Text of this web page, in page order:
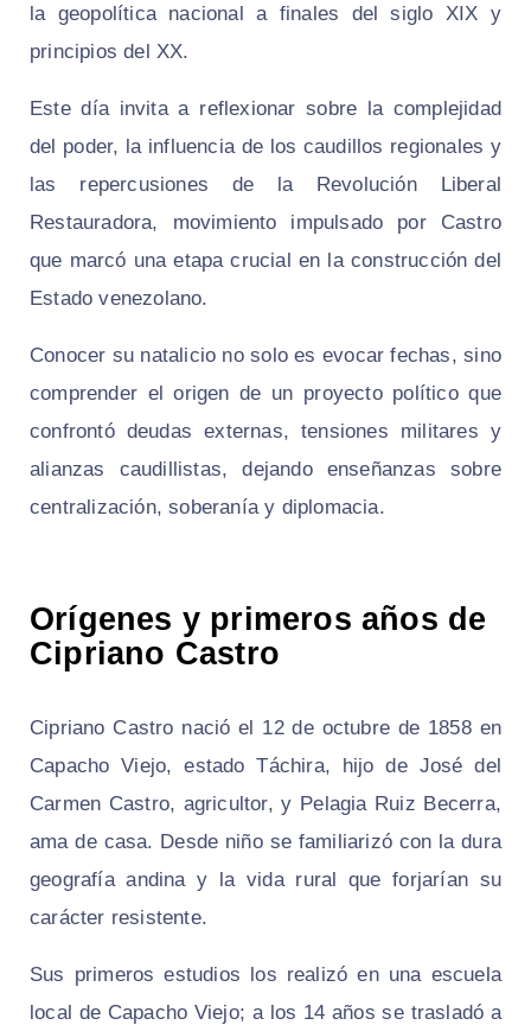
la geopolítica nacional a finales del siglo XIX y
principios del XX.
Este día invita a reflexionar sobre la complejidad
del poder, la influencia de los caudillos regionales y
las repercusiones de la Revolución Liberal
Restauradora, movimiento impulsado por Castro
que marcó una etapa crucial en la construcción del
Estado venezolano.
Conocer su natalicio no solo es evocar fechas, sino
comprender el origen de un proyecto político que
confrontó deudas externas, tensiones militares y
alianzas caudillistas, dejando enseñanzas sobre
centralización, soberanía y diplomacia.
Orígenes y primeros años de
Cipriano Castro
Cipriano Castro nació el 12 de octubre de 1858 en
Capacho Viejo, estado Táchira, hijo de José del
Carmen Castro, agricultor, y Pelagia Ruiz Becerra,
ama de casa. Desde niño se familiarizó con la dura
geografía andina y la vida rural que forjarían su
carácter resistente.
Sus primeros estudios los realizó en una escuela
local de Capacho Viejo; a los 14 años se trasladó a